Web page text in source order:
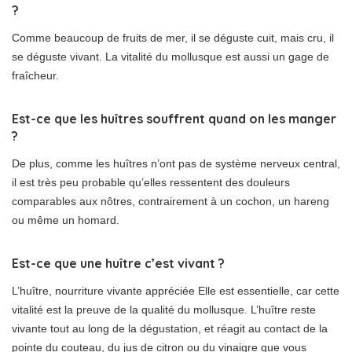
?
Comme beaucoup de fruits de mer, il se déguste cuit, mais cru, il
se déguste vivant. La vitalité du mollusque est aussi un gage de
fraîcheur.
Est-ce que les huîtres souffrent quand on les manger
?
De plus, comme les huîtres n’ont pas de système nerveux central,
il est très peu probable qu’elles ressentent des douleurs
comparables aux nôtres, contrairement à un cochon, un hareng
ou même un homard.
Est-ce que une huître c’est vivant ?
L’huître, nourriture vivante appréciée Elle est essentielle, car cette
vitalité est la preuve de la qualité du mollusque. L’huître reste
vivante tout au long de la dégustation, et réagit au contact de la
pointe du couteau, du jus de citron ou du vinaigre que vous